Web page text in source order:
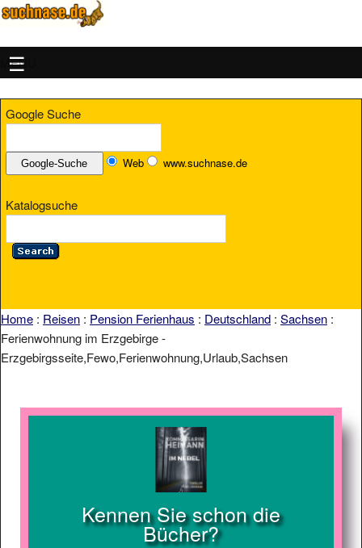
MENU
Google Suche
Web www.suchnase.de
Katalogsuche
Home : Reisen : Pension Ferienhaus : Deutschland : Sachsen :
Ferienwohnung im Erzgebirge -
Erzgebirgsseite,Fewo,Ferienwohnung,Urlaub,Sachsen
Kennen Sie schon die
Bücher?